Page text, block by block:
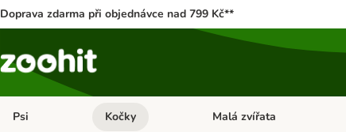
Doprava zdarma při objednávce nad 799 Kč**
Psi Otevřít menu: Psi
Kočky Otevřít menu: Kočky
Malá zvířata